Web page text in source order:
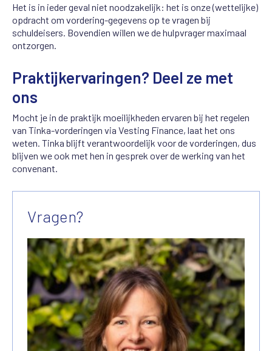
Het is in ieder geval niet noodzakelijk: het is onze (wettelijke)
opdracht om vordering-gegevens op te vragen bij
schuldeisers. Bovendien willen we de hulpvrager maximaal
ontzorgen.
Praktijkervaringen? Deel ze met
ons
Mocht je in de praktijk moeilijkheden ervaren bij het regelen
van Tinka-vorderingen via Vesting Finance, laat het ons
weten. Tinka blijft verantwoordelijk voor de vorderingen, dus
blijven we ook met hen in gesprek over de werking van het
convenant.
Vragen?